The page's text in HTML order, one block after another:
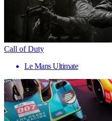
Call of Duty
Le Mans Ultimate